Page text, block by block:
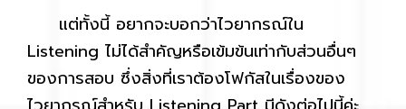
แต่ทั้งนี้ อยากจะบอกว่าไวยากรณ์ใน
Listening ไม่ได้สำคัญหรือเข้มข้นเท่ากับส่วนอื่นๆ
ของการสอบ ซึ่งสิ่งที่เราต้องโฟกัสในเรื่องของ